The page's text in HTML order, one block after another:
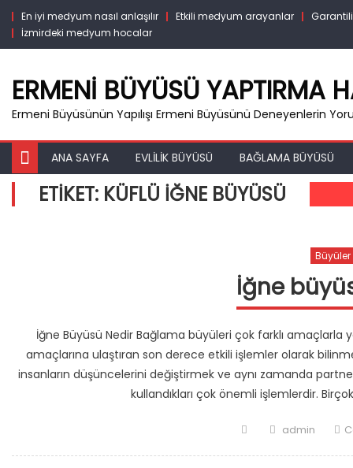
Skip
content
En iyi medyum nasıl anlaşılır Etkili medyum arayanlar
İzmirdeki medyum hocalar
ERMENI BÜYÜSÜ YAPTIRMA
Ermeni Büyüsünün Yapılışı Ermeni Büyüsünü Deneyenlerin
ANA SAYFA EVLILIK BÜYÜSÜ BAĞLAMA BÜYÜSÜ
ETIKET: KÜFLÜ IĞNE BÜYÜSÜ
Büyüler
İğne
İğne Büyüsü Nedir Bağlama büyüleri çok farklı amaçlarla
amaçlarına ulaştıran son derece etkili işlemler olarak
insanların düşüncelerini değiştirmek ve aynı zamanda
kullandıkları çok önemli işlemlerdir.
PostedAuthor
admin